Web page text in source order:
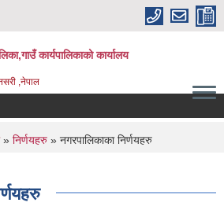
कार्यपालिकाको कार्यालय
,नेपाल
» निर्णयहरु » नगरपालिकाका निर्णयहरु